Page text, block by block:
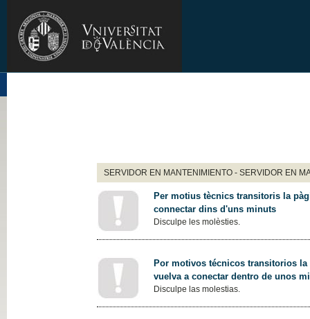
SERVIDOR EN MANTENIMIENTO - SERVIDOR EN
Per motius tècnics transitoris la
connectar dins d'uns minuts
Disculpe les molèsties.
Por motivos técnicos transitorios
vuelva a conectar dentro de unos
Disculpe las molestias.